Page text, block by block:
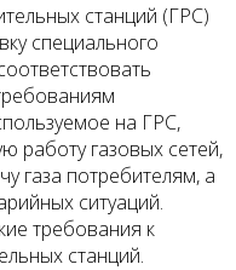
станций (ГРС)
специального
на ГРС,
работу газовых сетей,
газа потребителям, а
ситуаций.
требования к
станций.